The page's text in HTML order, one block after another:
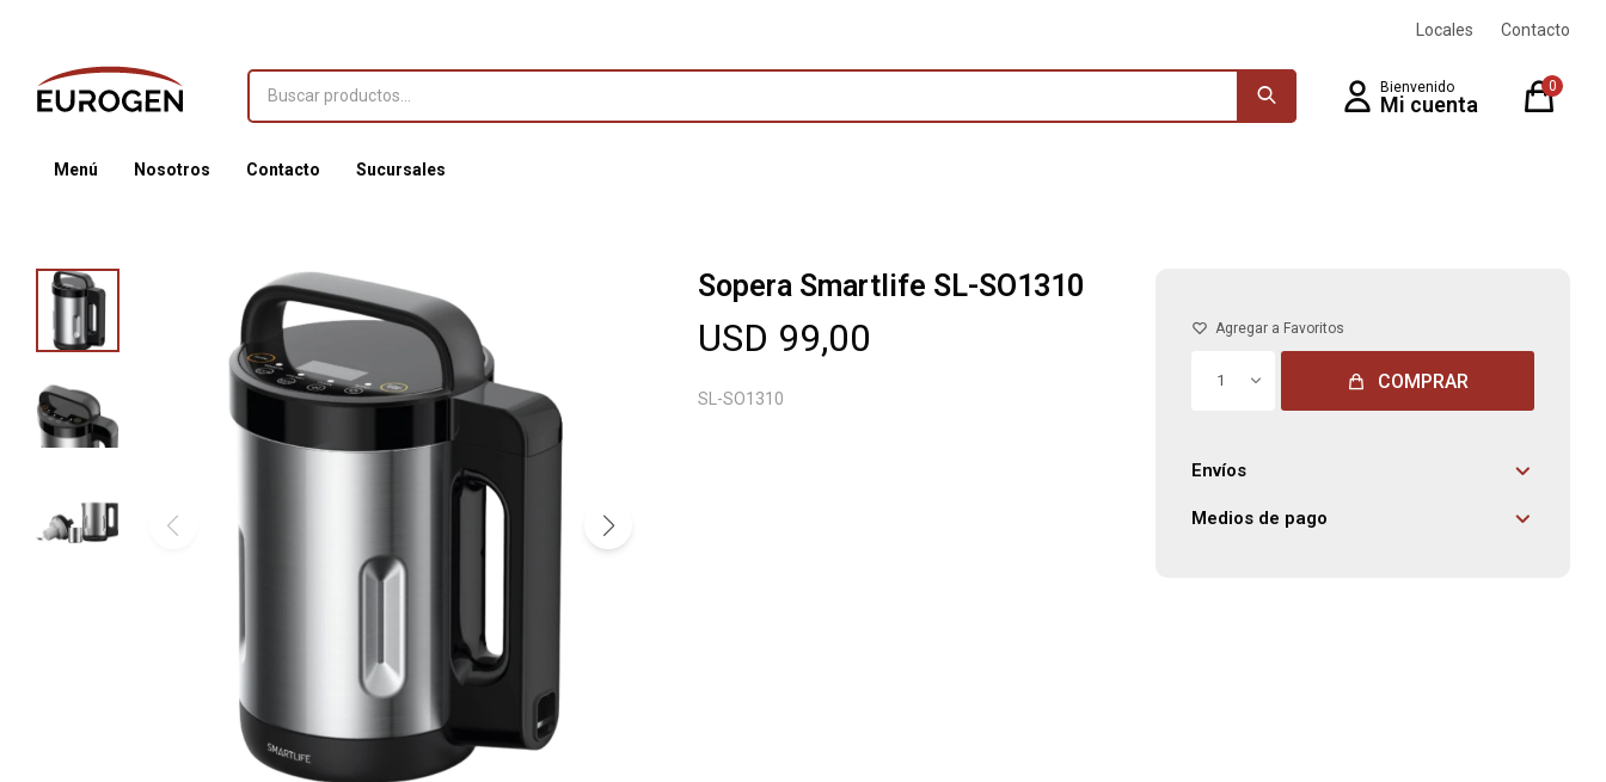
Menú Nosotros Contacto Sucursales
0
Locales Contacto
Sopera Smartlife SL-SO1310
USD 99,00
SL-SO1310
1 COMPRAR
Envíos
Medios de pago